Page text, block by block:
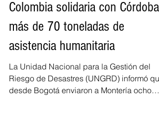
Regionales
Colombia solidaria con Córdoba:
más de 70 toneladas de
asistencia humanitaria
La Unidad Nacional para la Gestión del
Riesgo de Desastres (UNGRD) informó